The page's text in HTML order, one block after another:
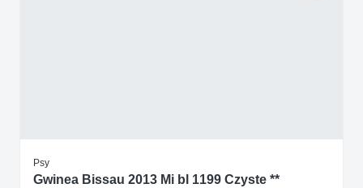
Psy
Gwinea Bissau 2013 Mi bl 1199 Czyste **